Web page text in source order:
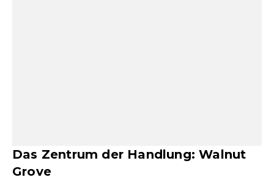
Das Zentrum der Handlung: Walnut
Grove